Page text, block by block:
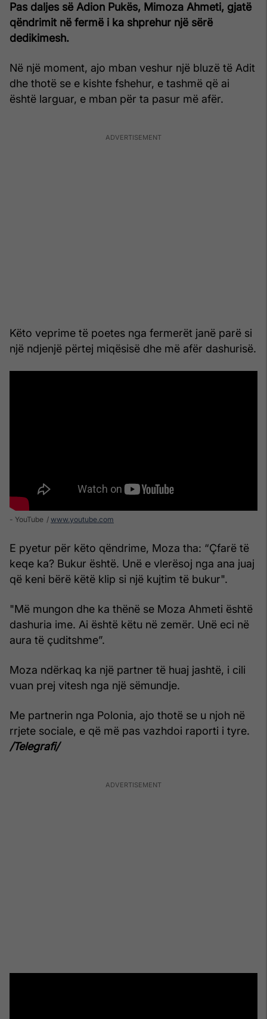
Pas daljes së Adion Pukës, Mimoza Ahmeti, gjatë
qëndrimit në fermë i ka shprehur një sërë
dedikimesh.
Në një moment, ajo mban veshur një bluzë të Adit
dhe thotë se e kishte fshehur, e tashmë që ai
është larguar, e mban për ta pasur më afër.
Këto veprime të poetes nga fermerët janë parë si
një ndjenjë përtej miqësisë dhe më afër dashurisë.
- YouTube www.youtube.com
E pyetur për këto qëndrime, Moza tha: “Çfarë të
keqe ka? Bukur është. Unë e vlerësoj nga ana juaj
që keni bërë këtë klip si një kujtim të bukur".
"Më mungon dhe ka thënë se Moza Ahmeti është
dashuria ime. Ai është këtu në zemër. Unë eci në
aura të çuditshme”.
Moza ndërkaq ka një partner të huaj jashtë, i cili
vuan prej vitesh nga një sëmundje.
Me partnerin nga Polonia, ajo thotë se u njoh në
rrjete sociale, e që më pas vazhdoi raporti i tyre.
/Telegrafi/